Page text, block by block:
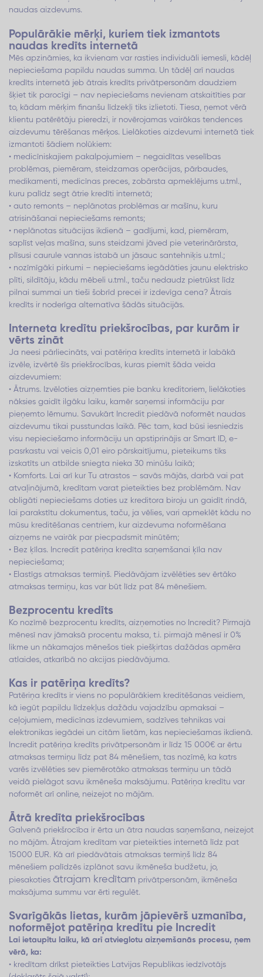
naudas aizdevums.
Populārākie mērķi, kuriem tiek izmantots
naudas kredīts internetā
Mēs apzināmies, ka ikvienam var rasties individuāli iemesli, kādēļ
nepieciešama papildu naudas summa. Un tādēļ arī naudas
kredīts internetā jeb ātrais kredīts privātpersonām daudziem
šķiet tik parocīgi – nav nepieciešams nevienam atskaitīties par
to, kādam mērķim finanšu līdzekļi tiks izlietoti. Tiesa, ņemot vērā
klientu patērētāju pieredzi, ir novērojamas vairākas tendences
aizdevumu tērēšanas mērķos. Lielākoties aizdevumi internetā tiek
izmantoti šādiem nolūkiem:
• medicīniskajiem pakalpojumiem – negaidītas veselības
problēmas, piemēram, steidzamas operācijas, pārbaudes,
medikamenti, medicīnas preces, zobārsta apmeklējums u.tml.,
kuru palīdz segt ātrie kredīti internetā;
• auto remonts – neplānotas problēmas ar mašīnu, kuru
atrisināšanai nepieciešams remonts;
• neplānotas situācijas ikdienā – gadījumi, kad, piemēram,
saplīst veļas mašīna, suns steidzami jāved pie veterinārārsta,
plīsusi caurule vannas istabā un jāsauc santehniķis u.tml.;
• nozīmīgāki pirkumi – nepieciešams iegādāties jaunu elektrisko
plīti, sildītāju, kādu mēbeli u.tml., taču nedaudz pietrūkst līdz
pilnai summai un tieši šobrīd precei ir izdevīga cena? Ātrais
kredīts ir noderīga alternatīva šādās situācijās.
Interneta kredītu priekšrocības, par kurām ir
vērts zināt
Ja neesi pārliecināts, vai patēriņa kredīts internetā ir labākā
izvēle, izvērtē šīs priekšrocības, kuras piemīt šāda veida
aizdevumiem:
• Ātrums. Izvēloties aizņemties pie banku kreditoriem, lielākoties
nāksies gaidīt ilgāku laiku, kamēr saņemsi informāciju par
pieņemto lēmumu. Savukārt Incredit piedāvā noformēt naudas
aizdevumu tikai pusstundas laikā. Pēc tam, kad būsi iesniedzis
visu nepieciešamo informāciju un apstiprinājis ar Smart ID, e-
pasrkastu vai veicis 0,01 eiro pārskaitījumu, pieteikums tiks
izskatīts un atbilde sniegta nieka 30 minūšu laikā;
• Komforts. Lai arī kur Tu atrastos – savās mājās, darbā vai pat
atvaļinājumā, kredītam varat pieteikties bez problēmām. Nav
obligāti nepieciešams doties uz kreditora biroju un gaidīt rindā,
lai parakstītu dokumentus, taču, ja vēlies, vari apmeklēt kādu no
mūsu kreditēšanas centriem, kur aizdevuma noformēšana
aizņems ne vairāk par piecpadsmit minūtēm;
• Bez ķīlas. Incredit patēriņa kredīta saņemšanai ķīla nav
nepieciešama;
• Elastīgs atmaksas termiņš. Piedāvājam izvēlēties sev ērtāko
atmaksas termiņu, kas var būt līdz pat 84 mēnešiem.
Bezprocentu kredīts
Ko nozīmē bezprocentu kredīts, aizņemoties no Incredit? Pirmajā
mēnesī nav jāmaksā procentu maksa, t.i. pirmajā mēnesī ir 0%
likme un nākamajos mēnešos tiek piešķirtas dažādas apmēra
atlaides, atkarībā no akcijas piedāvājuma.
Kas ir patēriņa kredīts?
Patēriņa kredīts ir viens no populārākiem kreditēšanas veidiem,
kā iegūt papildu līdzekļus dažādu vajadzību apmaksai –
ceļojumiem, medicīnas izdevumiem, sadzīves tehnikas vai
elektronikas iegādei un citām lietām, kas nepieciešamas ikdienā.
Incredit patēriņa kredīts privātpersonām ir līdz 15 000€ ar ērtu
atmaksas termiņu līdz pat 84 mēnešiem, tas nozīmē, ka katrs
varēs izvēlēties sev piemērotāko atmaksas termiņu un tādā
veidā pielāgot savu ikmēneša maksājumu. Patēriņa kredītu var
noformēt arī online, neizejot no mājām.
Ātrā kredīta priekšrocības
Galvenā priekšrocība ir ērta un ātra naudas saņemšana, neizejot
no mājām. Ātrajam kredītam var pieteikties internetā līdz pat
15000 EUR. Kā arī piedāvātais atmaksas termiņš līdz 84
mēnešiem palīdzēs izplānot savu ikmēneša budžetu, jo,
piesakoties ātrajam kredītam privātpersonām, ikmēneša
maksājuma summu var ērti regulēt.
Svarīgākās lietas, kurām jāpievērš uzmanība,
noformējot patēriņa kredītu pie Incredit
Lai ietaupītu laiku, kā arī atvieglotu aizņemšanās procesu, ņem
vērā, ka:
• kredītam drīkst pieteikties Latvijas Republikas iedzīvotājs